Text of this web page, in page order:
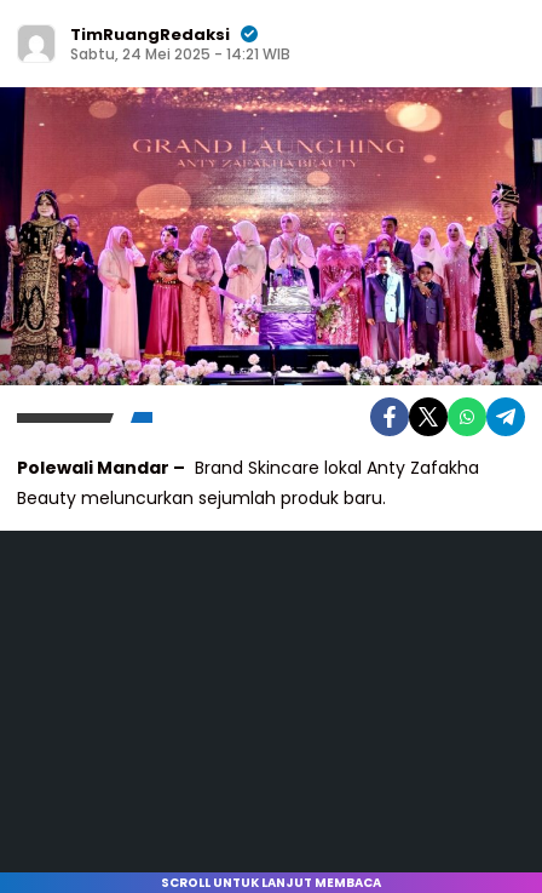
TimRuangRedaksi
Sabtu, 24 Mei 2025 - 14:21 WIB
Polewali Mandar – Brand Skincare lokal Anty Zafakha
Beauty meluncurkan sejumlah produk baru.
SCROLL UNTUK LANJUT MEMBACA